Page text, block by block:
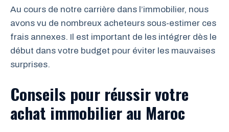
Au cours de notre carrière dans l’immobilier, nous
avons vu de nombreux acheteurs sous-estimer ces
frais annexes. Il est important de les intégrer dès le
début dans votre budget pour éviter les mauvaises
surprises.
Conseils pour réussir votre
achat immobilier au Maroc